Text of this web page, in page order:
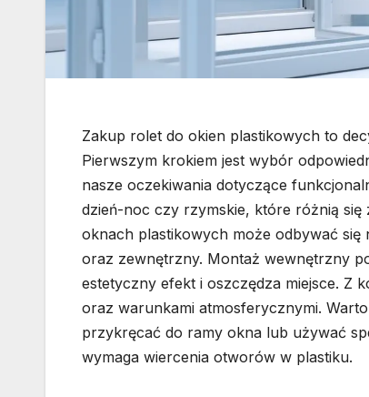
Zakup rolet do okien plastikowych to
Pierwszym krokiem jest wybór
nasze oczekiwania dotyczące
dzień-noc czy rzymskie, które różnią
oknach plastikowych może odbywać
oraz zewnętrzny. Montaż wewnętrzny
estetyczny efekt i oszczędza miejsce. Z
oraz warunkami atmosferycznymi.
przykręcać do ramy okna lub używać
wymaga wiercenia otworów w plastiku.